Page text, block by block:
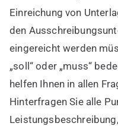
lesen
Einreichung von
den
eingereicht werden
„soll“ oder „muss“
helfen Ihnen in allen
Hinterfragen Sie alle